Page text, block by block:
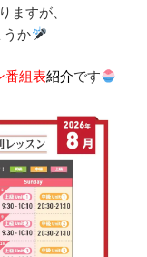
ますが、
うか
番組表紹介です